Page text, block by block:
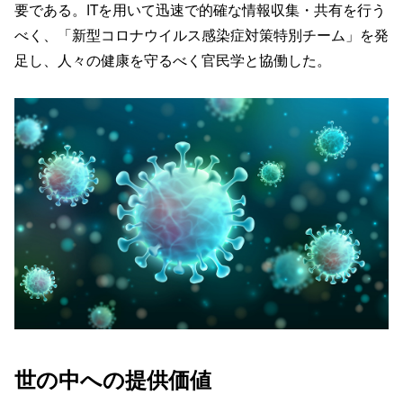
要である。ITを用いて迅速で的確な情報収集・共有を行う
べく、「新型コロナウイルス感染症対策特別チーム」を発
足し、人々の健康を守るべく官民学と協働した。
世の中への提供価値